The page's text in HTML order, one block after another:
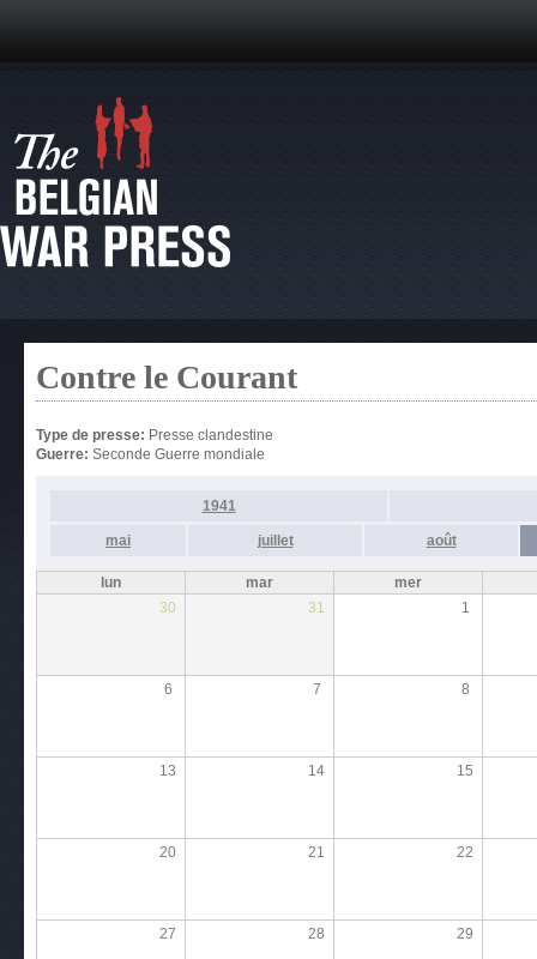
Contre le Courant
Type de presse: Presse clandestine
Guerre: Seconde Guerre mondiale
1941
mai juillet août
lun mar
mer
30
31 1
6 7 8
13 14 15
20 21 22
27 28 29